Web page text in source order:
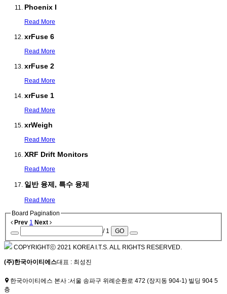
Phoenix I
Read More
xrFuse 6
Read More
xrFuse 2
Read More
xrFuse 1
Read More
xrWeigh
Read More
XRF Drift Monitors
Read More
일반 융제, 특수 융제
Read More
Board Pagination
Prev 1 Next
/ 1
GO
COPYRIGHTⓒ 2021 KOREA I.T.S. ALL RIGHTS RESERVED.
(주)한국아이티에스대표 : 최성진
한국아이티에스 본사 :서울 송파구 위례순환로 472 (장지동 904-1) 빌딩 904 5
층